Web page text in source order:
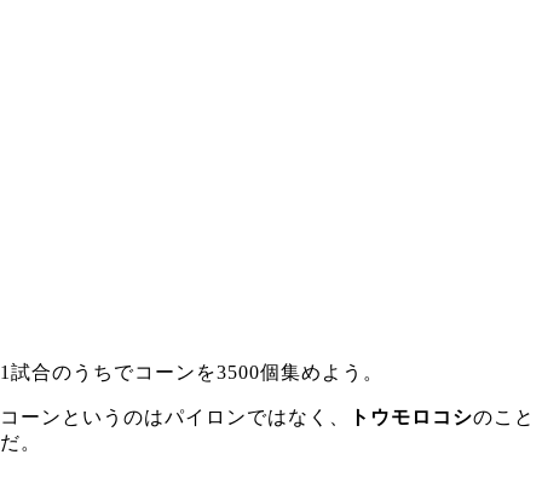
1試合のうちでコーンを3500個集めよう。
コーンというのはパイロンではなく、 トウモロコシのこと
だ。